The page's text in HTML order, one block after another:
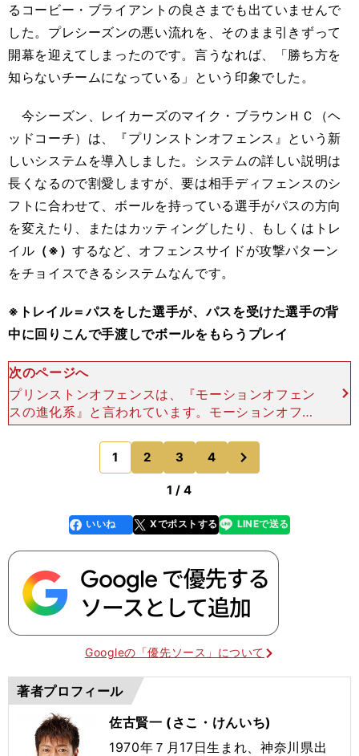
るコービー・ブライアントの良さまでも出ていませんで
した。プレシーズンの悪い流れを、そのまま引きずって
開幕を迎えてしまったのです。言うなれば、「勝ち方を
知らないチームになっている」という印象でした。
今シーズン、レイカーズのマイク・ブラウンＨＣ（ヘ
ッドコーチ）は、『プリンストンオフェンス』という新
しいシステムを導入しました。システムの詳しい説明は
長くなるので割愛しますが、要は相手ディフェンスのシ
フトに合わせて、ボールを持っている選手がパスの方向
を変えたり、またはカッティングしたり、もしくはトレ
イル （※）するなど、オフェンスサイドが攻撃パターン
をチョイスできるシステムなんです。
※トレイル＝パスをした選手が、パスを受けた選手の背
中に回りこんで手渡しでボールをもらうプレイ
次のページへ
プリンストンオフェンスは、『モーションオフェン
スの進化系』と言われています。モーションオフェ
ンスというのは、簡単な約束事をベースに、止まる
ことなく連続して動くことでノーマークを作り、シ
ュートチャンスを
1 2 3 4
のページへ
1 / 4
faceboo
k
いいね Xでポストする
line LINEで送る
Googleの「優先ソース」について
著者プロフィール
佐古賢一 (さこ・けんいち)
1970年７月17日生まれ、神奈川県出